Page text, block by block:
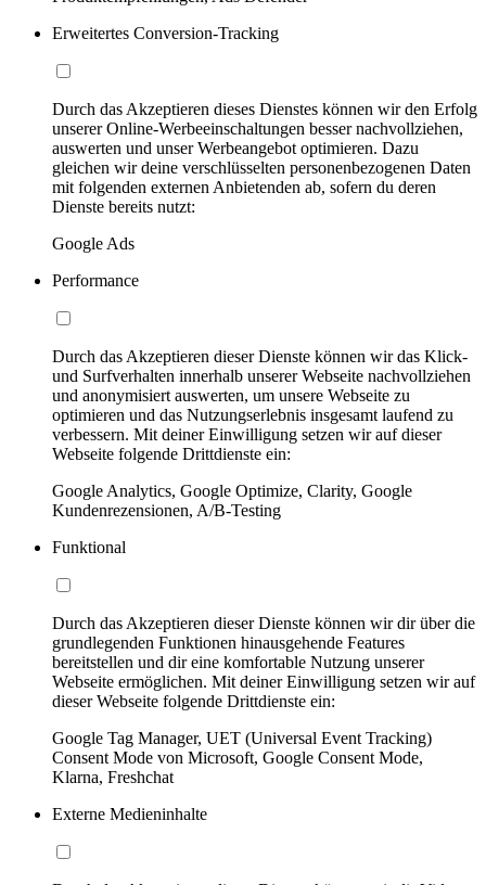
Erweitertes Conversion-Tracking
Durch das Akzeptieren dieses Dienstes können wir den Erfolg
unserer Online-Werbeeinschaltungen besser nachvollziehen,
auswerten und unser Werbeangebot optimieren. Dazu
gleichen wir deine verschlüsselten personenbezogenen Daten
mit folgenden externen Anbietenden ab, sofern du deren
Dienste bereits nutzt:
Google Ads
Performance
Durch das Akzeptieren dieser Dienste können wir das Klick-
und Surfverhalten innerhalb unserer Webseite nachvollziehen
und anonymisiert auswerten, um unsere Webseite zu
optimieren und das Nutzungserlebnis insgesamt laufend zu
verbessern. Mit deiner Einwilligung setzen wir auf dieser
Webseite folgende Drittdienste ein:
Google Analytics, Google Optimize, Clarity, Google
Kundenrezensionen, A/B-Testing
Funktional
Durch das Akzeptieren dieser Dienste können wir dir über die
grundlegenden Funktionen hinausgehende Features
bereitstellen und dir eine komfortable Nutzung unserer
Webseite ermöglichen. Mit deiner Einwilligung setzen wir auf
dieser Webseite folgende Drittdienste ein:
Google Tag Manager, UET (Universal Event Tracking)
Consent Mode von Microsoft, Google Consent Mode,
Klarna, Freshchat
Externe Medieninhalte